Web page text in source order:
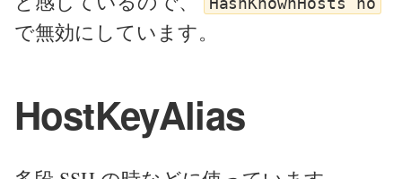
で無効にしています。
HostKeyAlias